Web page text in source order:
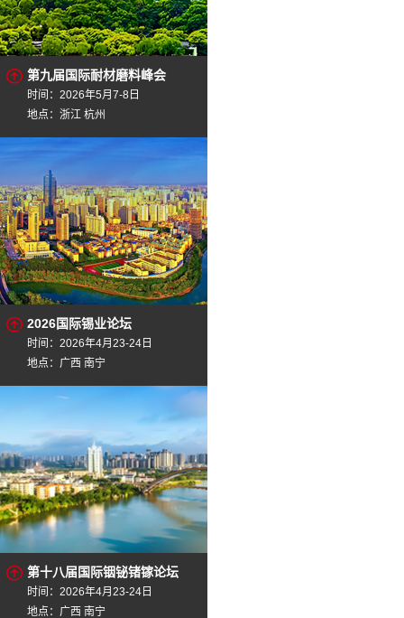
第九届国际耐材磨料峰会
时间：2026年5月7-8日
地点：浙江 杭州
2026国际锡业论坛
时间：2026年4月23-24日
地点：广西 南宁
第十八届国际铟铋锗镓论坛
时间：2026年4月23-24日
地点：广西 南宁